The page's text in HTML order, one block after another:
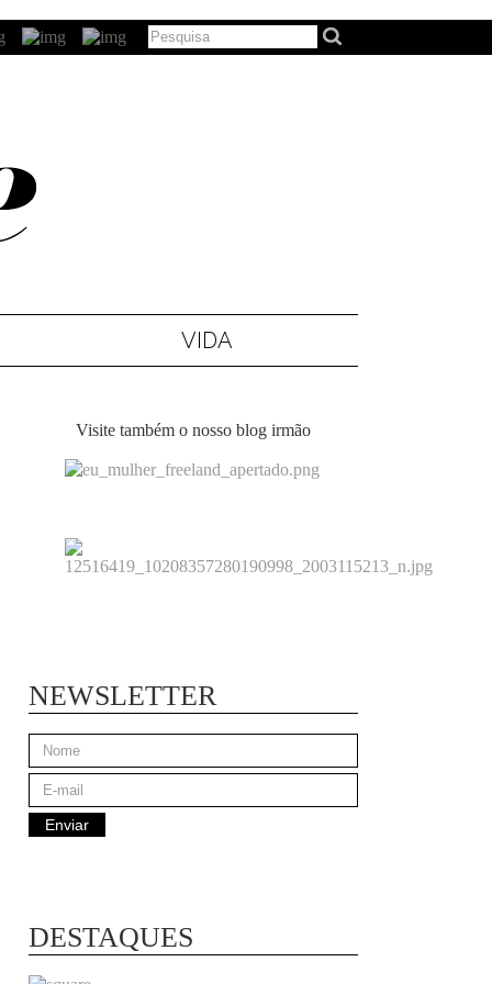
VIDA
Visite também o nosso blog irmão
NEWSLETTER
DESTAQUES